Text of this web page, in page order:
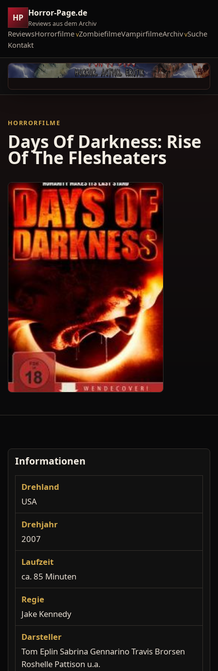
HP Horror-Page.de
Reviews aus dem Archiv
ReviewsHorrorfilme ZombiefilmeVampirfilmeArchiv Suche
Kontakt
HORRORFILME
Days Of Darkness: Rise
Of The Flesheaters
Informationen
Drehland
USA
Drehjahr
2007
Laufzeit
ca. 85 Minuten
Regie
Jake Kennedy
Darsteller
Tom Eplin Sabrina Gennarino Travis Brorsen
Roshelle Pattison u.a.